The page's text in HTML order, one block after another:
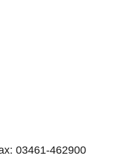
03461-462900